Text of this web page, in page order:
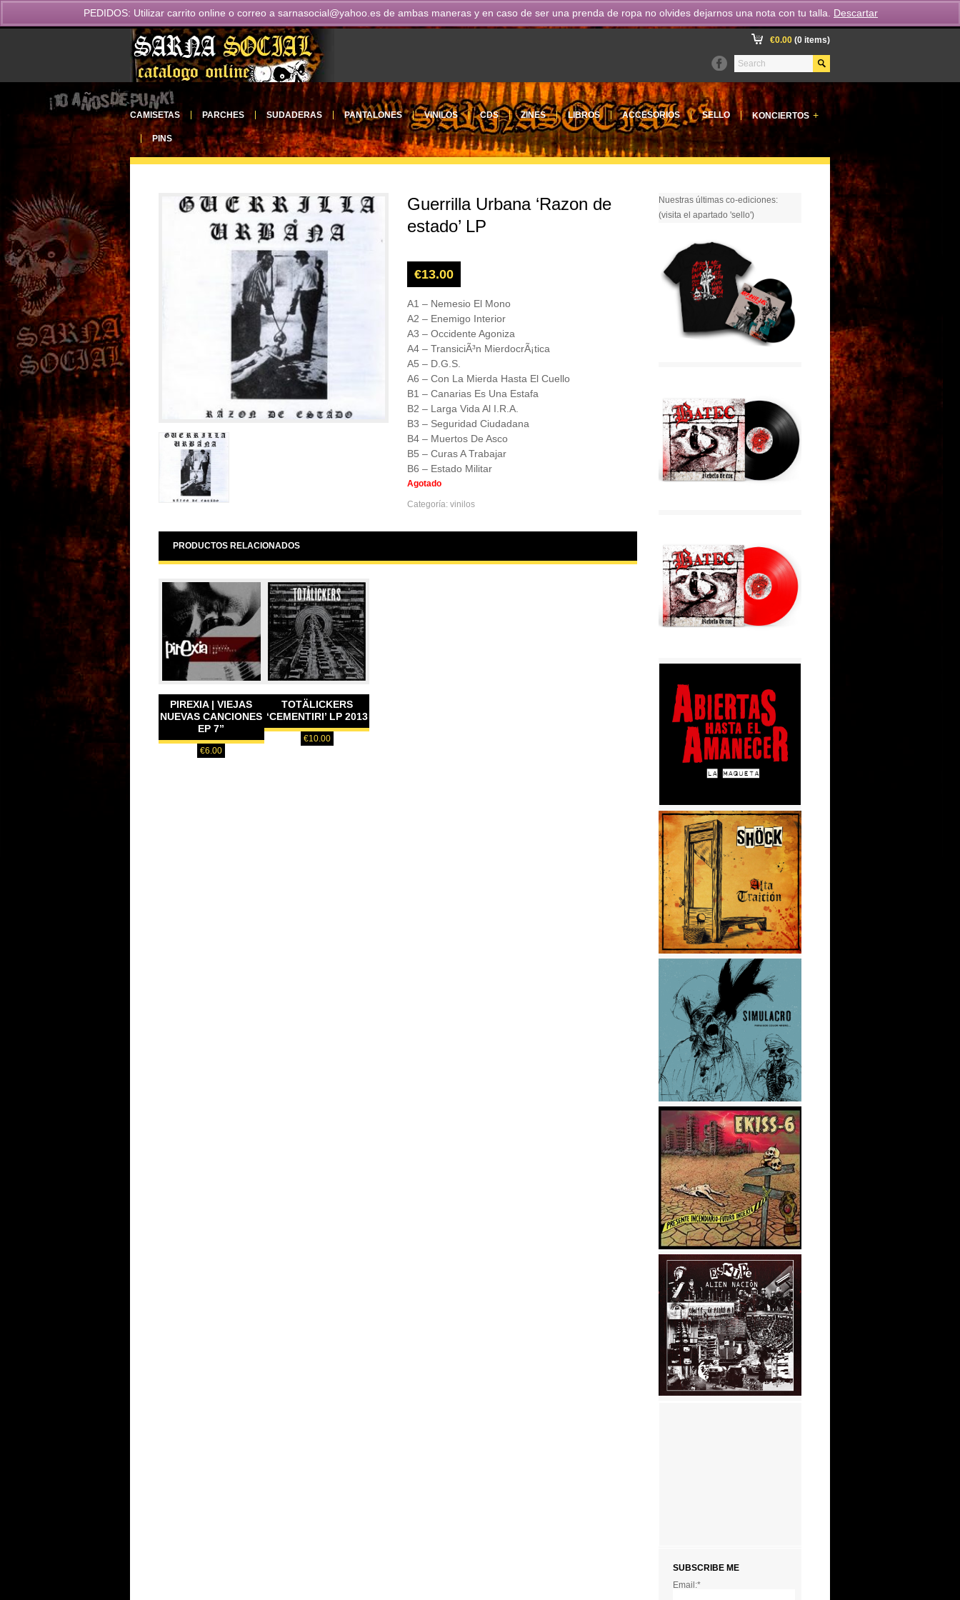
€0.00 (0 items)
CAMISETAS PARCHES SUDADERAS PANTALONES VINILOS CDS ZINES LIBROS ACCESORIOS SELLO KONCIERTOS +
PINS
Guerrilla Urbana ‘Razon de
estado’ LP
€13.00
A1 – Nemesio El Mono
A2 – Enemigo Interior
A3 – Occidente Agoniza
A4 – TransiciÃ³n MierdocrÃ¡tica
A5 – D.G.S.
A6 – Con La Mierda Hasta El Cuello
B1 – Canarias Es Una Estafa
B2 – Larga Vida Al I.R.A.
B3 – Seguridad Ciudadana
B4 – Muertos De Asco
B5 – Curas A Trabajar
B6 – Estado Militar
Agotado
Categoría:vinilos
PRODUCTOS RELACIONADOS
PIREXIA | VIEJAS
NUEVAS CANCIONES
EP 7”
€6.00
TOTÄLICKERS
‘CEMENTIRI’ LP 2013
€10.00
Nuestras últimas co-ediciones:
(visita el apartado 'sello')
SUBSCRIBE ME
Email:*
PEDIDOS: Utilizar carrito online o correo a sarnasocial@yahoo.es de ambas maneras y en caso de ser una prenda de ropa no olvides dejarnos una nota con tu talla. Descartar